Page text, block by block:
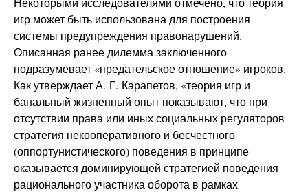
игр может быть использована для построения
системы предупреждения правонарушений.
Описанная ранее дилемма заключенного
подразумевает «предательское отношение» игроков.
Как утверждает А. Г. Карапетов, «теория игр и
банальный жизненный опыт показывают, что при
отсутствии права или иных социальных регуляторов
стратегия некооперативного и бесчестного
(оппортунистического) поведения в принципе
оказывается доминирующей стратегией поведения
рационального участника оборота в рамках